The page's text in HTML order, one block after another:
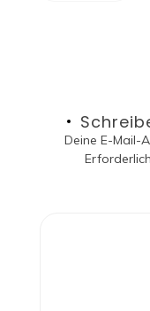
Deine E-Mail-